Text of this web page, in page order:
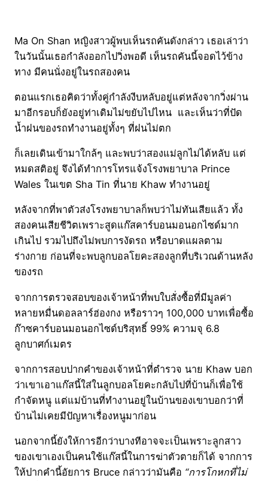
Ma On Shan หญิงสาวผู้พบเห็นรถคันดังกล่าว เธอเล่าว่า
ในวันนั้นเธอกำลังออกไปวิ่งพอดี เห็นรถคันนี้จอดไว้ข้าง
ทาง มีคนนั่งอยู่ในรถสองคน
ตอนแรกเธอคิดว่าทั้งคู่กำลังงีบหลับอยู่แต่หลังจากวิ่งผ่าน
มาอีกรอบก็ยังอยู่ท่าเดิมไม่ขยับไปไหน และเห็นว่าที่ปัด
น้ำฝนของรถทำงานอยู่ทั้งๆ ที่ฝนไม่ตก
ก็เลยเดินเข้ามาใกล้ๆ และพบว่าสองแม่ลูกไม่ได้หลับ แต่
หมดสติอยู่ จึงได้ทำการโทรแจ้งโรงพยาบาล Prince
Wales ในเขต Sha Tin ที่นาย Khaw ทำงานอยู่
หลังจากที่พาตัวส่งโรงพยาบาลก็พบว่าไม่ทันเสียแล้ว ทั้ง
สองคนเสียชีวิตเพราะสูดแก๊สคาร์บอนมอนอกไซด์มาก
เกินไป รวมไปถึงไม่พบการงัดรถ หรือบาดแผลตาม
ร่างกาย ก่อนที่จะพบลูกบอลโยคะสองลูกที่บริเวณด้านหลัง
ของรถ
จากการตรวจสอบของเจ้าหน้าที่พบใบสั่งซื้อที่มีมูลค่า
หลายหมื่นดอลลาร์ฮ่องกง หรือราวๆ 100,000 บาทเพื่อซื้อ
ก๊าซคาร์บอนมอนอกไซด์บริสุทธิ์ 99% ความจุ 6.8
ลูกบาศก์เมตร
จากการสอบปากคำของเจ้าหน้าที่ตำรวจ นาย Khaw บอก
ว่าเขาเอาแก๊สนี้ใส่ในลูกบอลโยคะกลับไปที่บ้านก็เพื่อใช้
กำจัดหนู แต่แม่บ้านที่ทำงานอยู่ในบ้านของเขาบอกว่าที่
บ้านไม่เคยมีปัญหาเรื่องหนูมาก่อน
นอกจากนี้ยังให้การอีกว่าบางทีอาจจะเป็นเพราะลูกสาว
ของเขาเองเป็นคนใช้แก๊สนี้ในการฆ่าตัวตายก็ได้ จากการ
ให้ปากคำนี้อัยการ Bruce กล่าวว่ามันคือ “การโกหกที่ไม่